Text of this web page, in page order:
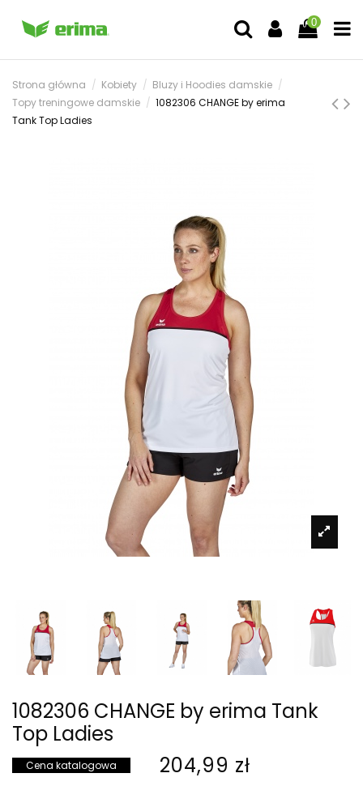
0
Strona główna Kobiety
Bluzy i Hoodies damskie
Topy treningowe damskie
1082306 CHANGE by erima
Tank Top Ladies
1082306 CHANGE by erima Tank
Top Ladies
Cena katalogowa 204,99 zł